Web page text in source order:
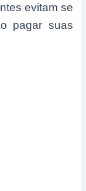
evitam se
pagar suas